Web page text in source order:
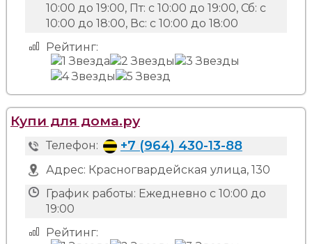
10:00 до 19:00, Пт: с 10:00 до 19:00, Сб: с
10:00 до 18:00, Вс: с 10:00 до 18:00
Рейтинг:
Купи для дома.ру
Телефон: +7 (964) 430-13-88
Адрес: Красногвардейская улица, 130
График работы: Ежедневно с 10:00 до
19:00
Рейтинг: